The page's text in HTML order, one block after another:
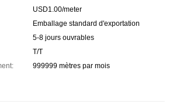
USD1.00/meter
Emballage standard d'exportation
5-8 jours ouvrables
T/T
999999 mètres par mois